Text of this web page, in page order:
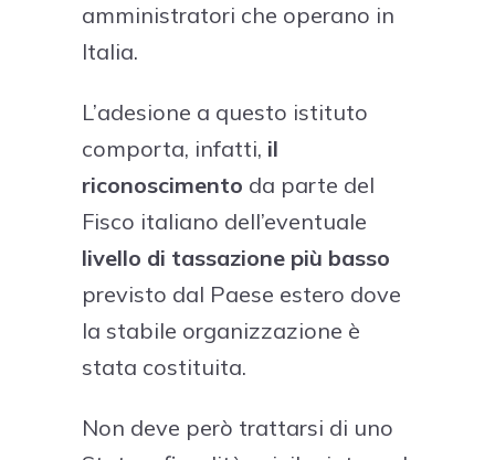
amministratori che operano in
Italia.
L’adesione a questo istituto
comporta, infatti, il
riconoscimento da parte del
Fisco italiano dell’eventuale
livello di tassazione più basso
previsto dal Paese estero dove
la stabile organizzazione è
stata costituita.
Non deve però trattarsi di uno